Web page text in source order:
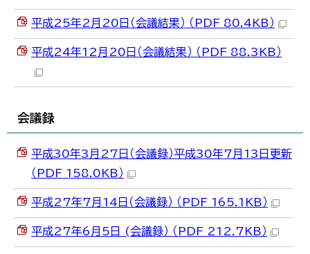
平成25年2月20日（会議結果） （PDF 80.4KB）
平成24年12月20日（会議結果） （PDF 88.3KB）
会議録
平成30年3月27日（会議録）平成30年7月13日更新
（PDF 158.0KB）
平成27年7月14日（会議録） （PDF 165.1KB）
平成27年6月5日 (会議録） （PDF 212.7KB）